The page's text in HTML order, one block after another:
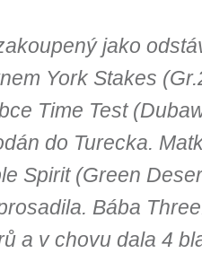
jako
York Stakes
Time Test
do Turecka.
Spirit (Green
Bába
a v chovu dala 4